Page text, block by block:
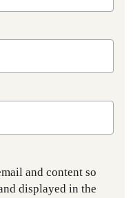
and content so
displayed in the